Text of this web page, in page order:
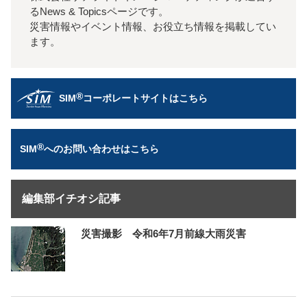
るNews & Topicsページです。
災害情報やイベント情報、お役立ち情報を掲載してい
ます。
SIM®コーポレートサイトはこちら
SIM®へのお問い合わせはこちら
編集部イチオシ記事
災害撮影 令和6年7月前線大雨災害